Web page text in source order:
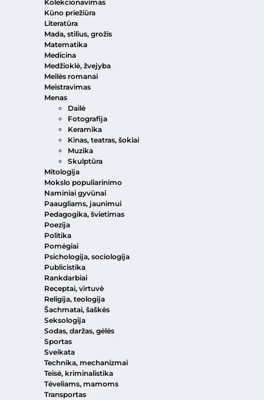
Kolekcionavimas
Kūno priežiūra
Literatūra
Mada, stilius, grožis
Matematika
Medicina
Medžioklė, žvejyba
Meilės romanai
Meistravimas
Menas
Dailė
Fotografija
Keramika
Kinas, teatras, šokiai
Muzika
Skulptūra
Mitologija
Mokslo populiarinimo
Naminiai gyvūnai
Paaugliams, jaunimui
Pedagogika, švietimas
Poezija
Politika
Pomėgiai
Psichologija, sociologija
Publicistika
Rankdarbiai
Receptai, virtuvė
Religija, teologija
Šachmatai, šaškės
Seksologija
Sodas, daržas, gėlės
Sportas
Sveikata
Technika, mechanizmai
Teisė, kriminalistika
Tėveliams, mamoms
Transportas